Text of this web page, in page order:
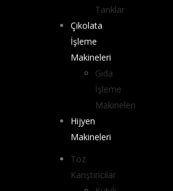
Tanklar
Çikolata
İşleme
Makineleri
Gıda
İşleme
Makineleri
Hijyen
Makineleri
Toz
Karıştırıcılar